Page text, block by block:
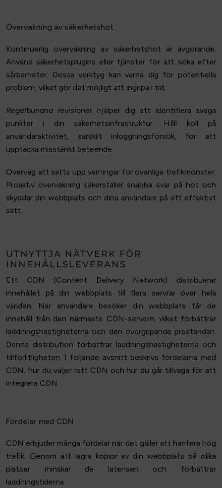
Övervakning av säkerhetshot
Kontinuerlig övervakning av säkerhetshot är avgörande.
Använd säkerhetsplugins eller tjänster för att söka efter
sårbarheter. Dessa verktyg kan varna dig för potentiella
problem, vilket gör det möjligt att ingripa i tid.
Regelbundna revisionerhjälper dig att identifiera svaga
punkter i din säkerhetsinfrastruktur. Håll koll på
användaraktivitet, särskilt inloggningsförsök, för att
upptäcka misstänkt beteende.
Överväg att sätta upp varningar för ovanliga trafikmönster.
Proaktiv övervakning säkerställer snabba svar på hot och
skyddar din webbplats och dina användare på ett effektivt
sätt.
UTNYTTJA NÄTVERK FÖR
INNEHÅLLSLEVERANS
Ett CDN (Content Delivery Network) distribuerar
innehållet på din webbplats till flera servrar över hela
världen. När användare besöker din webbplats får de
innehåll från den närmaste CDN-servern, vilket förbättrar
laddningshastigheterna och den övergripande prestandan.
Denna distribution förbättrar laddningshastigheterna och
tillförlitligheten. I följande avsnitt beskrivs fördelarna med
CDN, hur du väljer rätt CDN och hur du går tillväga för att
integrera CDN.
Fördelar med CDN
CDN erbjuder många fördelar när det gäller att hantera hög
trafik. Genom att lagra kopior av din webbplats på olika
platser minskar de latensen och förbättrar
laddningstiderna.